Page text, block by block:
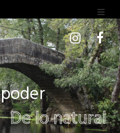
poder
Delonatural